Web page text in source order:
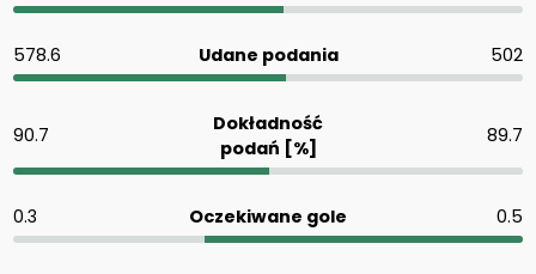
578.6 Udane podania 502
90.7
Dokładność
podań [%]
89.7
0.3 Oczekiwane gole 0.5